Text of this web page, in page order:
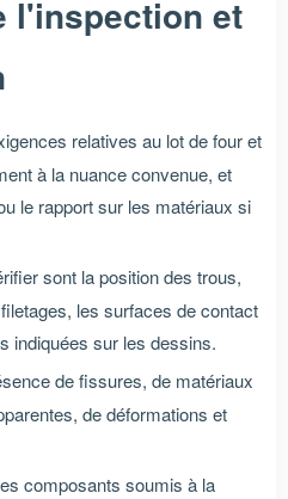
l'inspection et
relatives au lot de four et
à la nuance convenue, et
le rapport sur les matériaux si
sont la position des trous,
les surfaces de contact
indiquées sur les dessins.
de fissures, de matériaux
de déformations et
composants soumis à la